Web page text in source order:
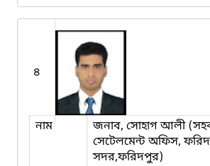
৪
নাম
জনাব, সোহাগ আলী
সেটেলমেন্ট অফিস,
সদর,ফরিদপুর)